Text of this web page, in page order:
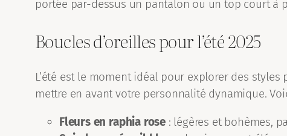
portée par-dessus un pantalon ou un top court à
Boucles d’oreilles pour l’été 2025
L’été est le moment idéal pour explorer des
mettre en avant votre personnalité dynamique.
Fleurs en raphia rose: légères et bohèmes,